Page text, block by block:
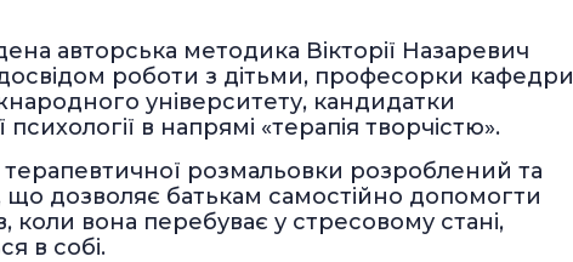
авторська методика Вікторії Назаревич
роботи з дітьми, професорки кафедри
університету, кандидатки
в напрямі «терапія творчістю».
розмальовки розроблений та
що дозволяє батькам самостійно допомогти
коли вона перебуває у стресовому стані,
в собі.